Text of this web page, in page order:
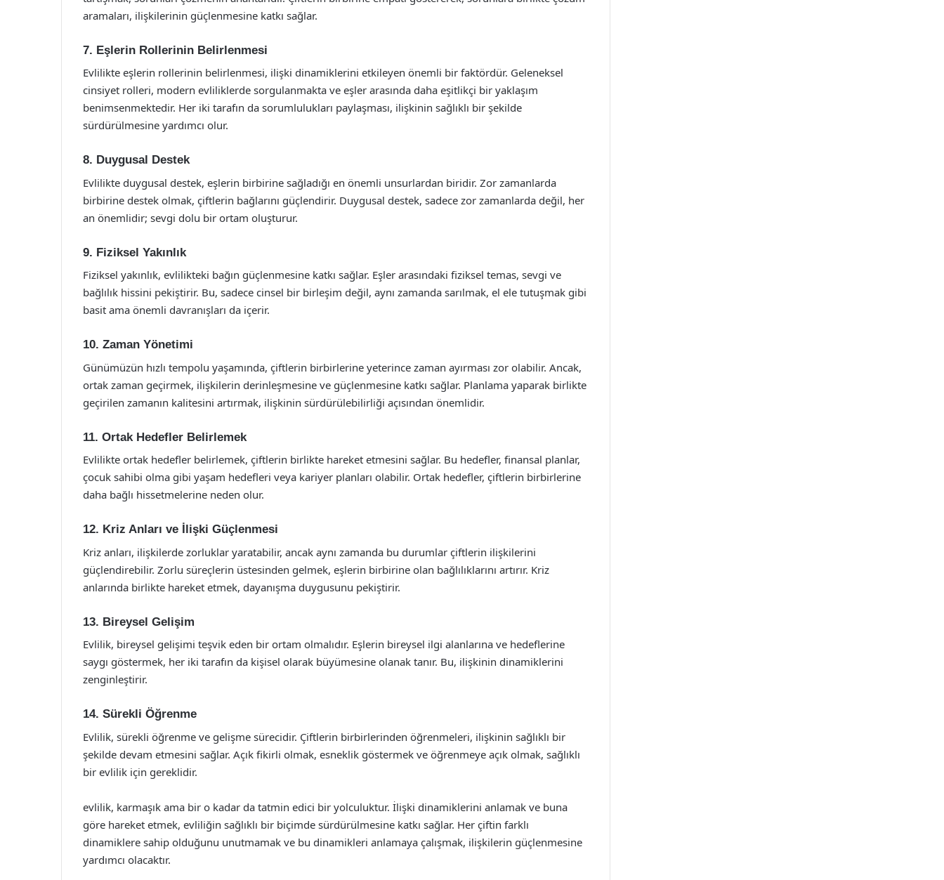
aramaları, ilişkilerinin güçlenmesine katkı sağlar.
7. Eşlerin Rollerinin Belirlenmesi
Evlilikte eşlerin rollerinin belirlenmesi, ilişki dinamiklerini etkileyen önemli bir faktördür. Geleneksel
cinsiyet rolleri, modern evliliklerde sorgulanmakta ve eşler arasında daha eşitlikçi bir yaklaşım
benimsenmektedir. Her iki tarafın da sorumlulukları paylaşması, ilişkinin sağlıklı bir şekilde
sürdürülmesine yardımcı olur.
8. Duygusal Destek
Evlilikte duygusal destek, eşlerin birbirine sağladığı en önemli unsurlardan biridir. Zor zamanlarda
birbirine destek olmak, çiftlerin bağlarını güçlendirir. Duygusal destek, sadece zor zamanlarda değil, her
an önemlidir; sevgi dolu bir ortam oluşturur.
9. Fiziksel Yakınlık
Fiziksel yakınlık, evlilikteki bağın güçlenmesine katkı sağlar. Eşler arasındaki fiziksel temas, sevgi ve
bağlılık hissini pekiştirir. Bu, sadece cinsel bir birleşim değil, aynı zamanda sarılmak, el ele tutuşmak gibi
basit ama önemli davranışları da içerir.
10. Zaman Yönetimi
Günümüzün hızlı tempolu yaşamında, çiftlerin birbirlerine yeterince zaman ayırması zor olabilir. Ancak,
ortak zaman geçirmek, ilişkilerin derinleşmesine ve güçlenmesine katkı sağlar. Planlama yaparak birlikte
geçirilen zamanın kalitesini artırmak, ilişkinin sürdürülebilirliği açısından önemlidir.
11. Ortak Hedefler Belirlemek
Evlilikte ortak hedefler belirlemek, çiftlerin birlikte hareket etmesini sağlar. Bu hedefler, finansal planlar,
çocuk sahibi olma gibi yaşam hedefleri veya kariyer planları olabilir. Ortak hedefler, çiftlerin birbirlerine
daha bağlı hissetmelerine neden olur.
12. Kriz Anları ve İlişki Güçlenmesi
Kriz anları, ilişkilerde zorluklar yaratabilir, ancak aynı zamanda bu durumlar çiftlerin ilişkilerini
güçlendirebilir. Zorlu süreçlerin üstesinden gelmek, eşlerin birbirine olan bağlılıklarını artırır. Kriz
anlarında birlikte hareket etmek, dayanışma duygusunu pekiştirir.
13. Bireysel Gelişim
Evlilik, bireysel gelişimi teşvik eden bir ortam olmalıdır. Eşlerin bireysel ilgi alanlarına ve hedeflerine
saygı göstermek, her iki tarafın da kişisel olarak büyümesine olanak tanır. Bu, ilişkinin dinamiklerini
zenginleştirir.
14. Sürekli Öğrenme
Evlilik, sürekli öğrenme ve gelişme sürecidir. Çiftlerin birbirlerinden öğrenmeleri, ilişkinin sağlıklı bir
şekilde devam etmesini sağlar. Açık fikirli olmak, esneklik göstermek ve öğrenmeye açık olmak, sağlıklı
bir evlilik için gereklidir.
evlilik, karmaşık ama bir o kadar da tatmin edici bir yolculuktur. İlişki dinamiklerini anlamak ve buna
göre hareket etmek, evliliğin sağlıklı bir biçimde sürdürülmesine katkı sağlar. Her çiftin farklı
dinamiklere sahip olduğunu unutmamak ve bu dinamikleri anlamaya çalışmak, ilişkilerin güçlenmesine
yardımcı olacaktır.